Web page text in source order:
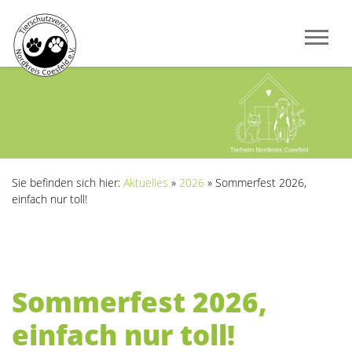
Sie befinden sich hier: Aktuelles » 2026 » Sommerfest 2026,
einfach nur toll!
Sommerfest 2026,
einfach nur toll!